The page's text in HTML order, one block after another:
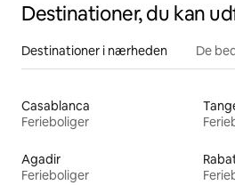
Destinationer, du kan
Destinationer i nærheden De
Casablanca
Ferieboliger
Agadir
Ferieboliger